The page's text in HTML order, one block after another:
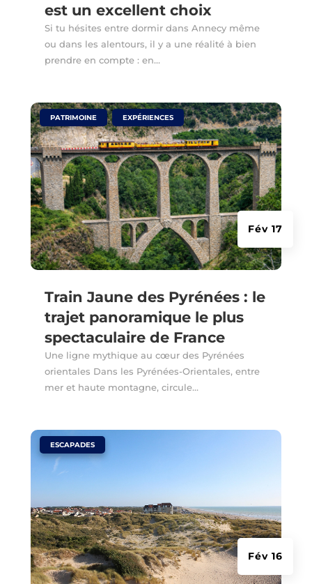
est un excellent choix
Si tu hésites entre dormir dans Annecy même
ou dans les alentours, il y a une réalité à bien
prendre en compte : en…
Train Jaune des Pyrénées : le
trajet panoramique le plus
spectaculaire de France
Fév 17
PATRIMOINE EXPÉRIENCES
Une ligne mythique au cœur des Pyrénées
orientales Dans les Pyrénées-Orientales, entre
mer et haute montagne, circule…
Fév 16
ESCAPADES